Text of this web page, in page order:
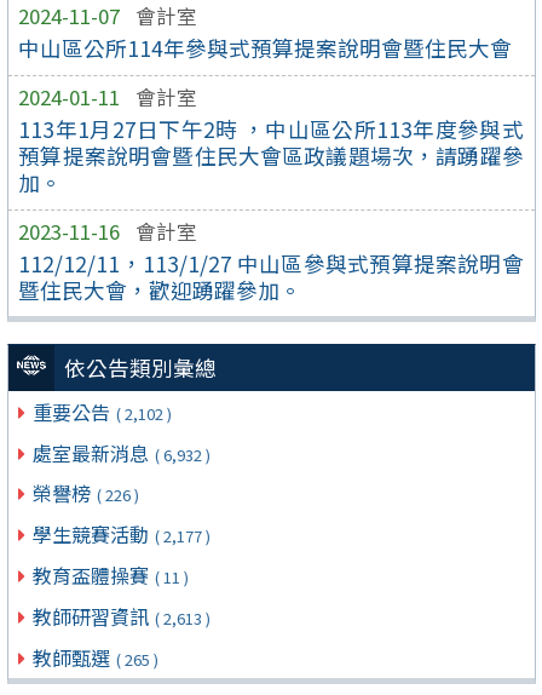
2024-11-07 會計室
中山區公所114年參與式預算提案說明會暨住民大會
2024-01-11 會計室
113年1月27日下午2時 ，中山區公所113年度參與式
預算提案說明會暨住民大會區政議題場次，請踴躍參
加。
2023-11-16 會計室
112/12/11，113/1/27 中山區參與式預算提案說明會
暨住民大會，歡迎踴躍參加。
依公告類別彙總
重要公告 ( 2,102 )
處室最新消息 ( 6,932 )
榮譽榜 ( 226 )
學生競賽活動 ( 2,177 )
教育盃體操賽 ( 11 )
教師研習資訊 ( 2,613 )
教師甄選 ( 265 )